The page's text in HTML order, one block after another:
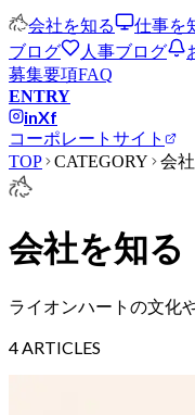
会社を知る 仕事を
ブログ
人事ブログ
募集要項FAQ
ENTRY
inXf
コーポレートサイト
TOP
CATEGORY 会
会社を知る
ライオンハートの文化
4ARTICLES